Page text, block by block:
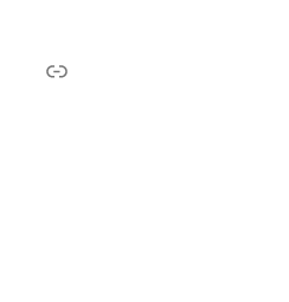
Link